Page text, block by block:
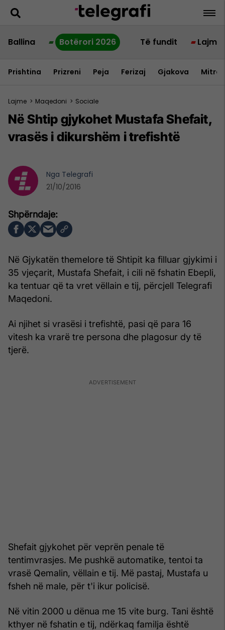
Ballina Botërori 2026 Të fundit Lajme
Prishtina Prizreni Peja Ferizaj Gjakova
Lajme > Maqedoni > Sociale
Në Shtip gjykohet Mustafa Shefait,
vrasës i dikurshëm i trefishtë
Në Gjykatën themelore të Shtipit ka filluar gjykimi i
35 vjeçarit, Mustafa Shefait, i cili në fshatin Ebepli,
ka tentuar që ta vret vëllain e tij, përcjell Telegrafi
Maqedoni.
Ai njihet si vrasësi i trefishtë, pasi që para 16
vitesh ka vrarë tre persona dhe plagosur dy të
tjerë.
Shefait gjykohet për veprën penale të
tentimvrasjes. Me pushkë automatike, tentoi ta
vrasë Qemalin, vëllain e tij. Më pastaj, Mustafa u
fsheh në male, për t'i ikur policisë.
Në vitin 2000 u dënua me 15 vite burg. Tani është
kthyer në fshatin e tij, ndërkaq familja është
Nga Telegrafi
21/10/2016